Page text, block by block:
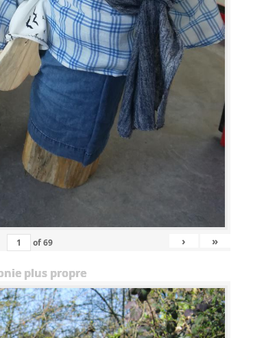
of69 › »
plus propre